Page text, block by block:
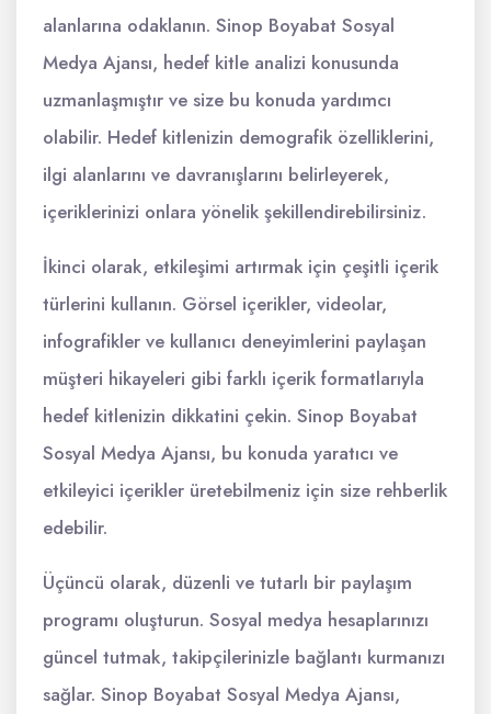
alanlarına odaklanın. Sinop Boyabat Sosyal
Medya Ajansı, hedef kitle analizi konusunda
uzmanlaşmıştır ve size bu konuda yardımcı
olabilir. Hedef kitlenizin demografik özelliklerini,
ilgi alanlarını ve davranışlarını belirleyerek,
içeriklerinizi onlara yönelik şekillendirebilirsiniz.
İkinci olarak, etkileşimi artırmak için çeşitli içerik
türlerini kullanın. Görsel içerikler, videolar,
infografikler ve kullanıcı deneyimlerini paylaşan
müşteri hikayeleri gibi farklı içerik formatlarıyla
hedef kitlenizin dikkatini çekin. Sinop Boyabat
Sosyal Medya Ajansı, bu konuda yaratıcı ve
etkileyici içerikler üretebilmeniz için size rehberlik
edebilir.
Üçüncü olarak, düzenli ve tutarlı bir paylaşım
programı oluşturun. Sosyal medya hesaplarınızı
güncel tutmak, takipçilerinizle bağlantı kurmanızı
sağlar. Sinop Boyabat Sosyal Medya Ajansı,